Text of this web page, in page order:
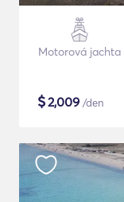
Motorová jachta
$2,009 /den